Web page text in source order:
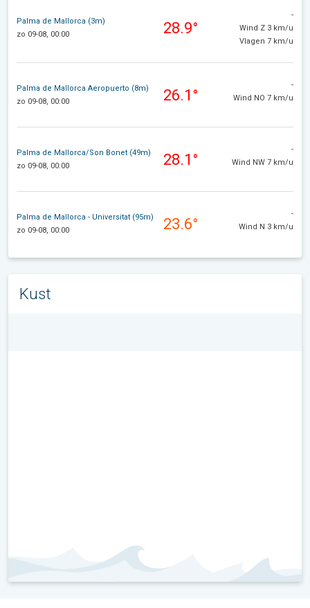
Palma de Mallorca (3m)
zo 09-08, 00:00
28.9°
-
Wind Z 3 km/u
Vlagen 7 km/u
Palma de Mallorca Aeropuerto (8m)
zo 09-08, 00:00
26.1°
-
Wind NO 7 km/u
Palma de Mallorca/Son Bonet (49m)
zo 09-08, 00:00
28.1°
-
Wind NW 7 km/u
Palma de Mallorca - Universitat (95m)
zo 09-08, 00:00
23.6°
-
Wind N 3 km/u
Kust